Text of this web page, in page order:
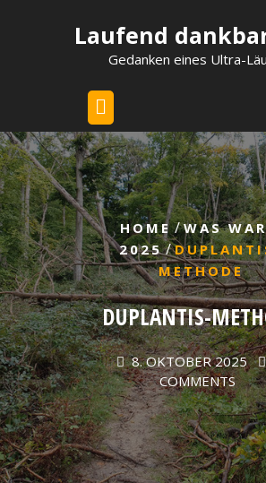
Laufend
Gedanken eines Ultra-
HOME/WAS
2025/
METHODE
DUPLANTIS-
8. OKTOBER 2025
COMMENTS